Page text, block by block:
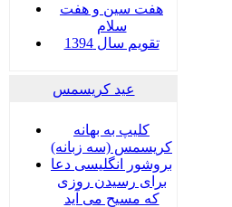
هفت سين و هفت
سلام
تقویم سال 1394
عید کریسمس
کلیپ به بهانه
کریسمس (سه زبانه)
بروشور انگلیسی دعا
برای رسیدن روزی
که مسیح می آید